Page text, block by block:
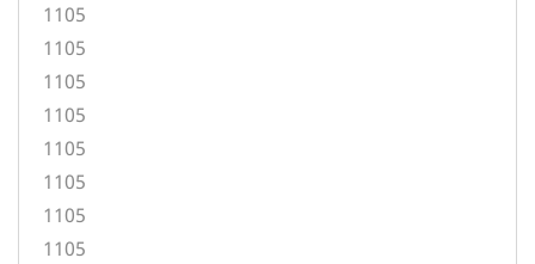
1105
1105
1105
1105
1105
1105
1105
1105